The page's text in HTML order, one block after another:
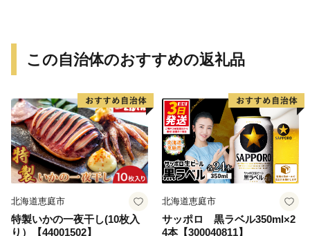
この自治体のおすすめの返礼品
北海道恵庭市
特製いかの一夜干し(10枚入
り）【44001502】
北海道恵庭市
サッポロ 黒ラベル350ml×2
4本【300040811】